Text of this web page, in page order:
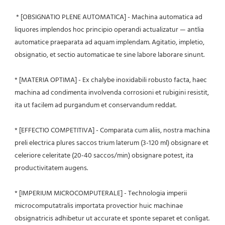
* [OBSIGNATIO PLENE AUTOMATICA] - Machina automatica ad
liquores implendos hoc principio operandi actualizatur — antlia
automatice praeparata ad aquam implendam. Agitatio, impletio,
obsignatio, et sectio automaticae te sine labore laborare sinunt.
* [MATERIA OPTIMA] - Ex chalybe inoxidabili robusto facta, haec
machina ad condimenta involvenda corrosioni et rubigini resistit,
ita ut facilem ad purgandum et conservandum reddat.
* [EFFECTIO COMPETITIVA] - Comparata cum aliis, nostra machina
preli electrica plures saccos trium laterum (3-120 ml) obsignare et
celeriore celeritate (20-40 saccos/min) obsignare potest, ita
productivitatem augens.
* [IMPERIUM MICROCOMPUTERALE] - Technologia imperii
microcomputatralis importata provectior huic machinae
obsignatricis adhibetur ut accurate et sponte separet et conligat.